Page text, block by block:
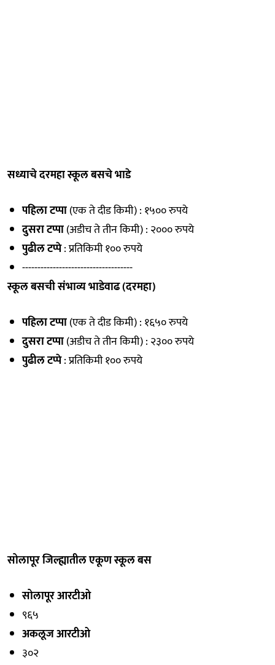
सध्याचे दरमहा स्कूल बसचे भाडे
पहिला टप्पा(एक ते दीड किमी) : १५०० रुपये
दुसरा टप्पा(अडीच ते तीन किमी) : २००० रुपये
पुढील टप्पे: प्रतिकिमी १०० रुपये
------------------------------------
स्कूल बसची संभाव्य भाडेवाढ (दरमहा)
पहिला टप्पा(एक ते दीड किमी) : १६५० रुपये
दुसरा टप्पा(अडीच ते तीन किमी) : २३०० रुपये
पुढील टप्पे: प्रतिकिमी १०० रुपये
सोलापूर जिल्ह्यातील एकूण स्कूल बस
सोलापूर आरटीओ
९६५
अकलूज आरटीओ
३०२